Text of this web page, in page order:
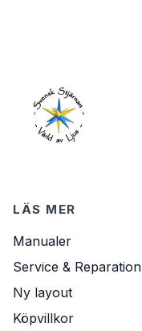
LÄS MER
Manualer
Service & Reparation
Ny layout
Köpvillkor